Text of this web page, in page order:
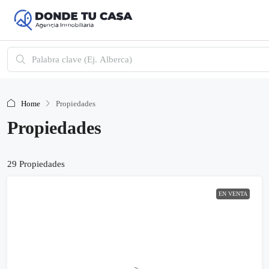
Home Propiedades
Propiedades
29 Propiedades
EN VENTA